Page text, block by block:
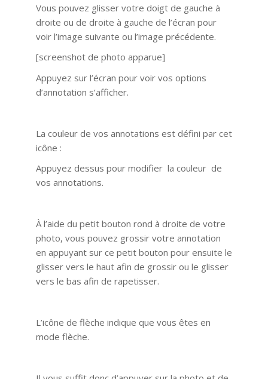
Vous pouvez glisser votre doigt de gauche à
droite ou de droite à gauche de l’écran pour
voir l’image suivante ou l’image précédente.
[screenshot de photo apparue]
Appuyez sur l’écran pour voir vos options
d’annotation s’afficher.
La couleur de vos annotations est défini par cet
icône :
Appuyez dessus pour modifier la couleur de
vos annotations.
À l’aide du petit bouton rond à droite de votre
photo, vous pouvez grossir votre annotation
en appuyant sur ce petit bouton pour ensuite le
glisser vers le haut afin de grossir ou le glisser
vers le bas afin de rapetisser.
L’icône de flèche indique que vous êtes en
mode flèche.